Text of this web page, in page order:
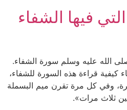
فيها الشفاء
الله عليه وسلم سورة الشفاء.
كيفية قراءة هذه السورة للشفاء،
وفي كل مرة تقرن ميم البسملة
ثلاث مرات».